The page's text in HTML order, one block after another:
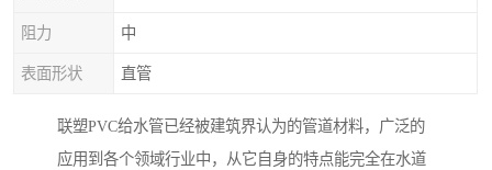
阻力 中
表面形状 直管
联塑PVC给水管已经被建筑界认为的管道材料，广泛的
应用到各个领域行业中，从它自身的特点能完全在水道